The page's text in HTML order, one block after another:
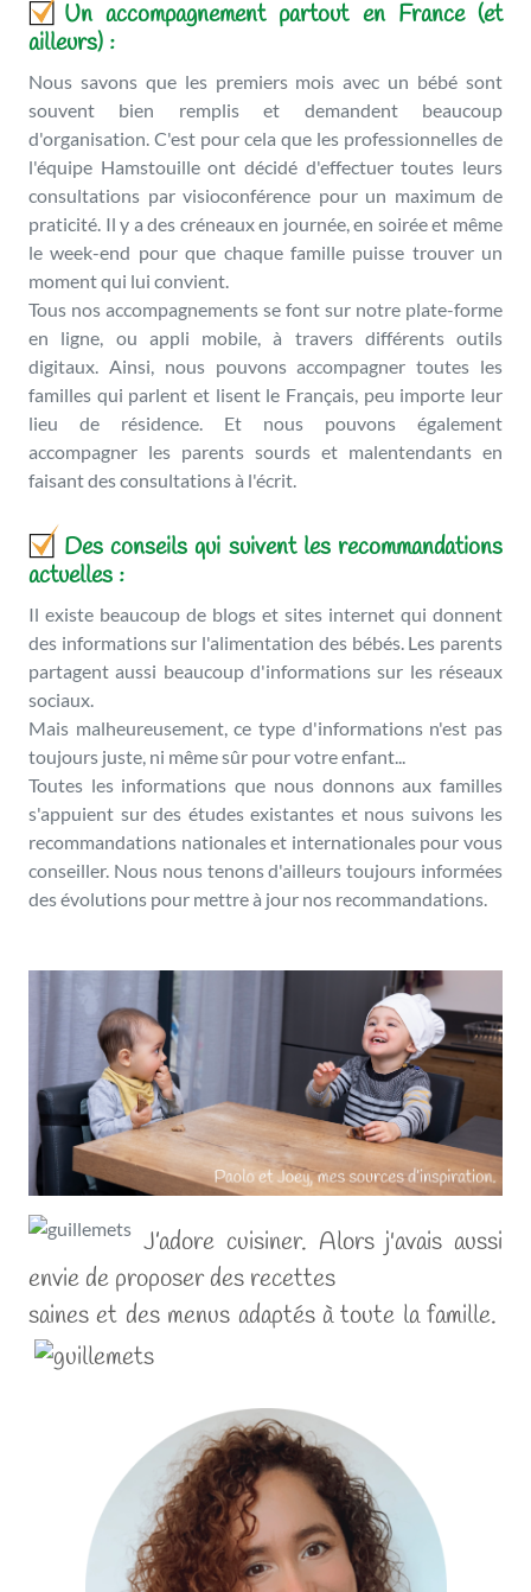
Un accompagnement partout en France (et
ailleurs) :
Nous savons que les premiers mois avec un bébé sont
souvent bien remplis et demandent beaucoup
d'organisation. C'est pour cela que les professionnelles de
l'équipe Hamstouille ont décidé d'effectuer toutes leurs
consultations par visioconférence pour un maximum de
praticité. Il y a des créneaux en journée, en soirée et même
le week-end pour que chaque famille puisse trouver un
moment qui lui convient.
Tous nos accompagnements se font sur notre plate-forme
en ligne, ou appli mobile, à travers différents outils
digitaux. Ainsi, nous pouvons accompagner toutes les
familles qui parlent et lisent le Français, peu importe leur
lieu de résidence. Et nous pouvons également
accompagner les parents sourds et malentendants en
faisant des consultations à l'écrit.
Des conseils qui suivent les recommandations
actuelles :
Il existe beaucoup de blogs et sites internet qui donnent
des informations sur l'alimentation des bébés. Les parents
partagent aussi beaucoup d'informations sur les réseaux
sociaux.
Mais malheureusement, ce type d'informations n'est pas
toujours juste, ni même sûr pour votre enfant...
Toutes les informations que nous donnons aux familles
s'appuient sur des études existantes et nous suivons les
recommandations nationales et internationales pour vous
conseiller. Nous nous tenons d'ailleurs toujours informées
des évolutions pour mettre à jour nos recommandations.
J’adore cuisiner. Alors j'avais aussi
envie de proposer des recettes
saines et des menus adaptés à toute la famille.